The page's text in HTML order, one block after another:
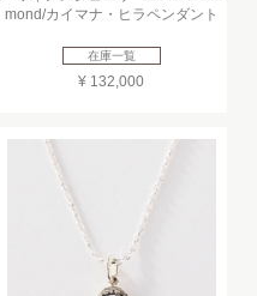
mond/カイマナ・ヒラペンダント
在庫一覧
¥ 132,000